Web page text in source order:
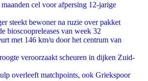
cel voor afpersing 12-jarige
steekt bewoner na ruzie over pakket
bioscoopreleases van week 32
met 146 km/u door het centrum van
veroorzaakt scheuren in dijken Zuid-
overleeft matchpoints, ook Griekspoor